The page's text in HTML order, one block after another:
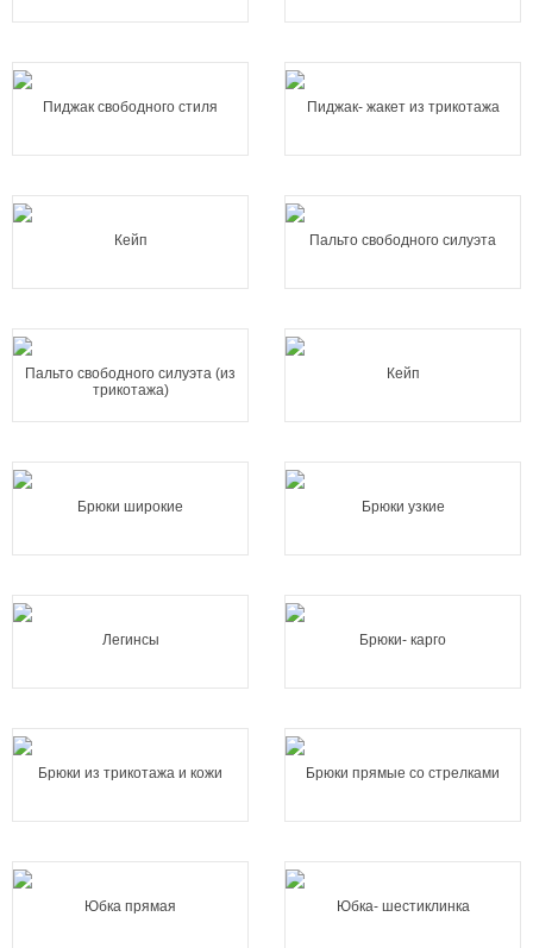
Пиджак свободного стиля Пиджак- жакет из трикотажа
Кейп Пальто свободного силуэта
Пальто свободного силуэта (из
трикотажа)
Кейп
Брюки широкие Брюки узкие
Легинсы Брюки- карго
Брюки из трикотажа и кожи Брюки прямые со стрелками
Юбка прямая Юбка- шестиклинка